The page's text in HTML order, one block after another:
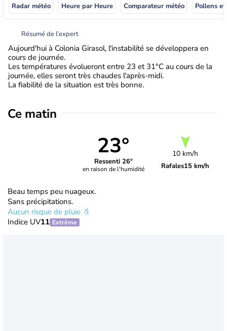
Radar météo Heure par Heure Comparateur météo Pollens
Résumé de l’expert
Aujourd'hui à Colonia Girasol, l'instabilité se développera en
cours de journée.
Les températures évolueront entre 23 et 31°C au cours de la
journée, elles seront très chaudes l'après-midi.
La fiabilité de la situation est très bonne.
Ce matin
23°
Ressenti 26°
en raison de l'humidité
10 km/h
Rafales15 km/h
Beau temps peu nuageux.
Sans précipitations.
Aucun risque de pluie
Indice UV11 Extrême